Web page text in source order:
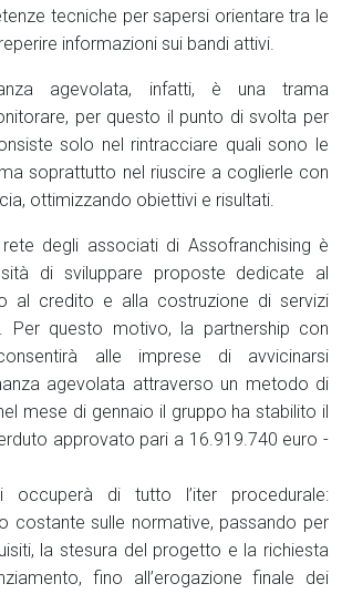
tecniche per sapersi orientare tra le
informazioni sui bandi attivi.
agevolata, infatti, è una trama
per questo il punto di svolta per
solo nel rintracciare quali sono le
soprattutto nel riuscire a coglierle con
ottimizzando obiettivi e risultati.
rete degli associati di Assofranchising è
di sviluppare proposte dedicate al
al credito e alla costruzione di servizi
Per questo motivo, la partnership con
alle imprese di avvicinarsi
agevolata attraverso un metodo di
mese di gennaio il gruppo ha stabilito il
approvato pari a 16.919.740 euro -
occuperà di tutto l’iter procedurale:
costante sulle normative, passando per
la stesura del progetto e la richiesta
fino all’erogazione finale dei